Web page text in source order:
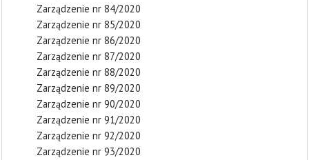
Zarządzenie nr 84/2020
Zarządzenie nr 85/2020
Zarządzenie nr 86/2020
Zarządzenie nr 87/2020
Zarządzenie nr 88/2020
Zarządzenie nr 89/2020
Zarządzenie nr 90/2020
Zarządzenie nr 91/2020
Zarządzenie nr 92/2020
Zarządzenie nr 93/2020